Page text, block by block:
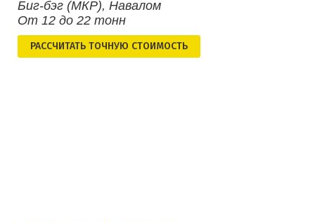
Биг-бэг (МКР), Навалом
От 12 до 22 тонн
РАСCЧИТАТЬ ТОЧНУЮ СТОИМОСТЬ